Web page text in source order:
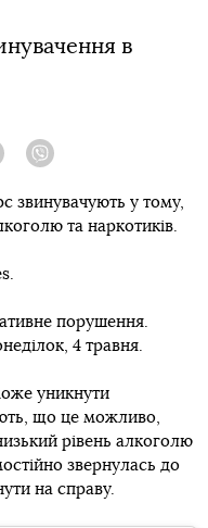
в
Telegram
звинувачують у тому,
та наркотиків.
порушення.
4 травня.
уникнути
що це можливо,
рівень алкоголю
звернулась до
на справу.